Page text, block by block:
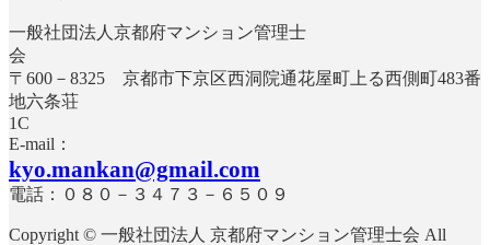
一般社団法人京都府マンション管理士
〒600－8325 京都市下京区西洞院通花屋町上る西側町483番
地六条荘
E-mail：
kyo.mankan@gmail.com
電話：０８０－３４７３－６５０９
Copyright © 一般社団法人 京都府マンション管理士会 All